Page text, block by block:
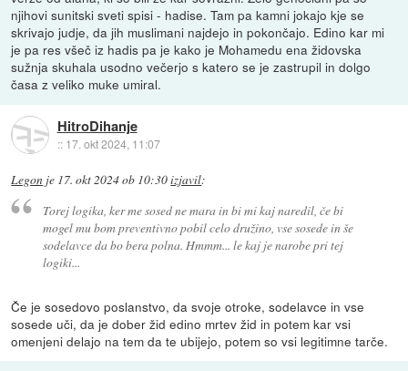
njihovi sunitski sveti spisi - hadise. Tam pa kamni jokajo kje se
skrivajo judje, da jih muslimani najdejo in pokončajo. Edino kar mi
je pa res všeč iz hadis pa je kako je Mohamedu ena židovska
sužnja skuhala usodno večerjo s katero se je zastrupil in dolgo
časa z veliko muke umiral.
HitroDihanje
:: 17. okt 2024, 11:07
Legon je 17. okt 2024 ob 10:30izjavil:
Torej logika, ker me sosed ne mara in bi mi kaj naredil, če bi
mogel mu bom preventivno pobil celo družino, vse sosede in še
sodelavce da bo bera polna. Hmmm... le kaj je narobe pri tej
logiki...
Če je sosedovo poslanstvo, da svoje otroke, sodelavce in vse
sosede uči, da je dober žid edino mrtev žid in potem kar vsi
omenjeni delajo na tem da te ubijejo, potem so vsi legitimne tarče.